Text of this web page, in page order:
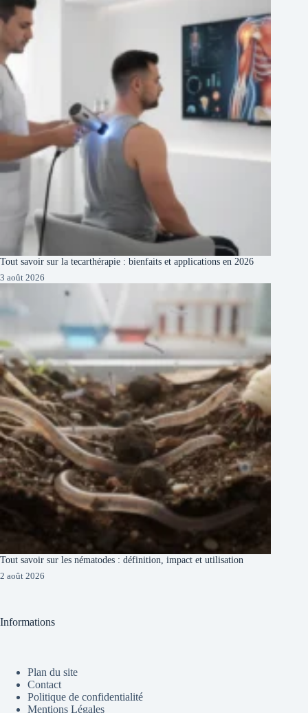
Tout savoir sur la tecarthérapie : bienfaits et applications en 2026
3 août 2026
Tout savoir sur les nématodes : définition, impact et utilisation
2 août 2026
Informations
Plan du site
Contact
Politique de confidentialité
Mentions Légales